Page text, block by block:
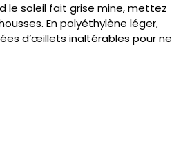
le soleil fait grise mine, mettez
En polyéthylène léger,
d’œillets inaltérables pour ne